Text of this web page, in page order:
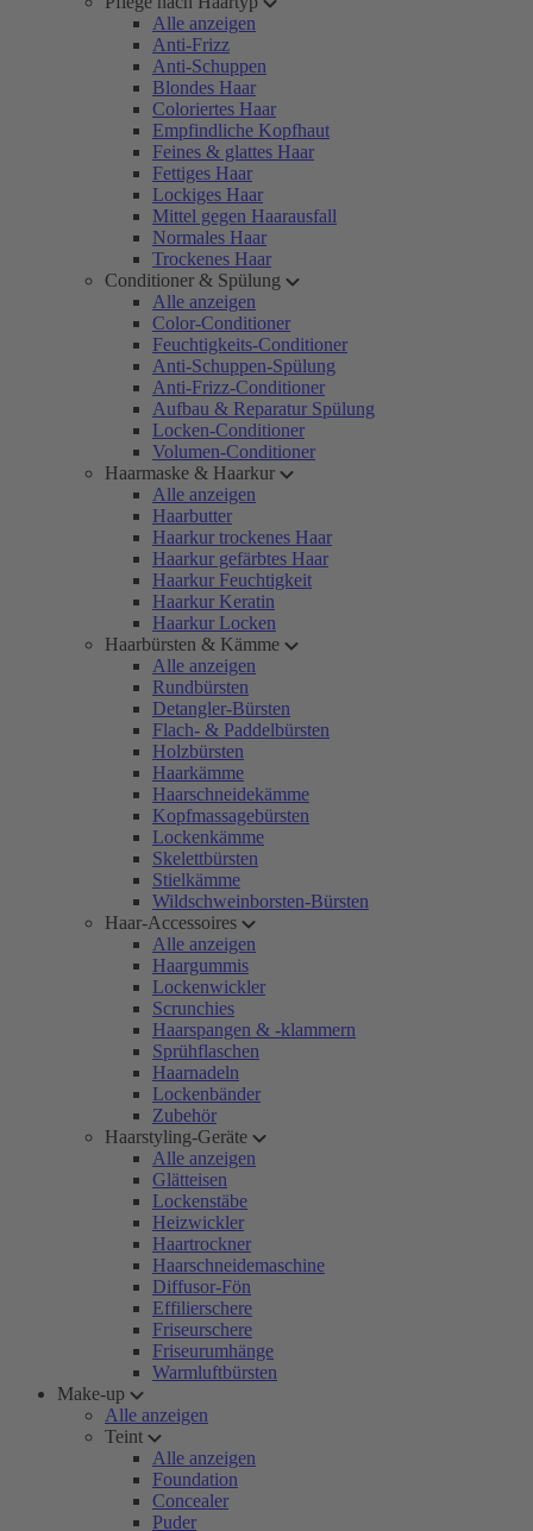
Alle anzeigen
Anti-Frizz
Anti-Schuppen
Blondes Haar
Coloriertes Haar
Empfindliche Kopfhaut
Feines & glattes Haar
Fettiges Haar
Lockiges Haar
Mittel gegen Haarausfall
Normales Haar
Trockenes Haar
Conditioner & Spülung
Alle anzeigen
Color-Conditioner
Feuchtigkeits-Conditioner
Anti-Schuppen-Spülung
Anti-Frizz-Conditioner
Aufbau & Reparatur Spülung
Locken-Conditioner
Volumen-Conditioner
Haarmaske & Haarkur
Alle anzeigen
Haarbutter
Haarkur trockenes Haar
Haarkur gefärbtes Haar
Haarkur Feuchtigkeit
Haarkur Keratin
Haarkur Locken
Haarbürsten & Kämme
Alle anzeigen
Rundbürsten
Detangler-Bürsten
Flach- & Paddelbürsten
Holzbürsten
Haarkämme
Haarschneidekämme
Kopfmassagebürsten
Lockenkämme
Skelettbürsten
Stielkämme
Wildschweinborsten-Bürsten
Haar-Accessoires
Alle anzeigen
Haargummis
Lockenwickler
Scrunchies
Haarspangen & -klammern
Sprühflaschen
Haarnadeln
Lockenbänder
Zubehör
Haarstyling-Geräte
Alle anzeigen
Glätteisen
Lockenstäbe
Heizwickler
Haartrockner
Haarschneidemaschine
Diffusor-Fön
Effilierschere
Friseurschere
Friseurumhänge
Warmluftbürsten
Make-up
Alle anzeigen
Teint
Alle anzeigen
Foundation
Concealer
Puder